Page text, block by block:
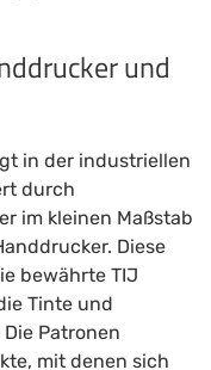
und
in der industriellen
durch
im kleinen Maßstab
Diese
bewährte TIJ
Tinte und
Patronen
mit denen sich